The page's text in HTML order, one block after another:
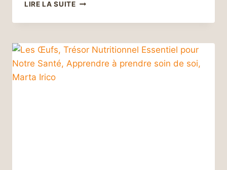
LIRE LA SUITE
DURANT
GROSSESSE